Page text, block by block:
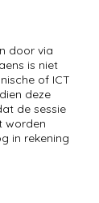
door via
is niet
of ICT
deze
de sessie
worden
in rekening